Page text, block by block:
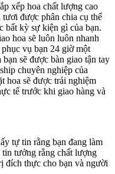
xếp hoa chất lượng cao
được phân chia cụ thể
bất kỳ sự kiện gì của bạn.
hoa sẽ luôn luôn nhanh
phục vụ bạn 24 giờ một
sẽ được bàn giao tận tay
chuyên nghiệp của
hoa sẽ được trải nghiệm
tế trước khi giao hàng và
tự tin rằng bạn đang làm
tưởng rằng chất lượng
đích thực cho bạn và người